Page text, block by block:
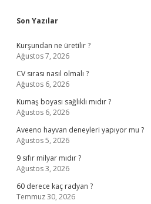
Sidebar
Son Yazılar
Kurşundan ne üretilir ?
Ağustos 7, 2026
CV sırası nasıl olmalı ?
Ağustos 6, 2026
Kumaş boyası sağlıklı mıdır ?
Ağustos 6, 2026
Aveeno hayvan deneyleri yapıyor mu ?
Ağustos 5, 2026
9 sıfır milyar mıdır ?
Ağustos 3, 2026
60 derece kaç radyan ?
Temmuz 30, 2026